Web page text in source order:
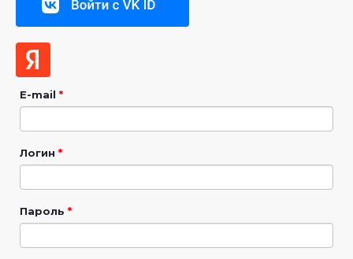
E-mail *
Логин *
Пароль *